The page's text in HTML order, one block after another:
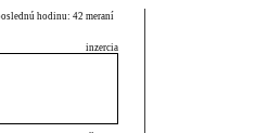
hodinu: 42 meraní
inzercia